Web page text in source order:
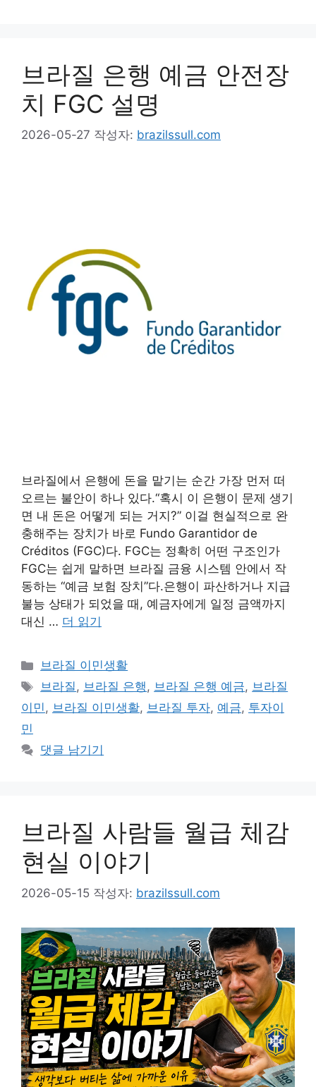
브라질 은행 예금 안전장
치 FGC 설명
2026-05-27 작성자: brazilssull.com
브라질에서 은행에 돈을 맡기는 순간 가장 먼저 떠
오르는 불안이 하나 있다.“혹시 이 은행이 문제 생기
면 내 돈은 어떻게 되는 거지?” 이걸 현실적으로 완
충해주는 장치가 바로 Fundo Garantidor de
Créditos (FGC)다. FGC는 정확히 어떤 구조인가
FGC는 쉽게 말하면 브라질 금융 시스템 안에서 작
동하는 “예금 보험 장치”다.은행이 파산하거나 지급
불능 상태가 되었을 때, 예금자에게 일정 금액까지
대신 … 더 읽기
카
테
리
브라질 이민생활
태
그
브라질, 브라질 은행, 브라질 은행 예금, 브라질
이민, 브라질 이민생활, 브라질 투자, 예금, 투자이
민
댓글 남기기
브라질 사람들 월급 체감
현실 이야기
2026-05-15 작성자: brazilssull.com